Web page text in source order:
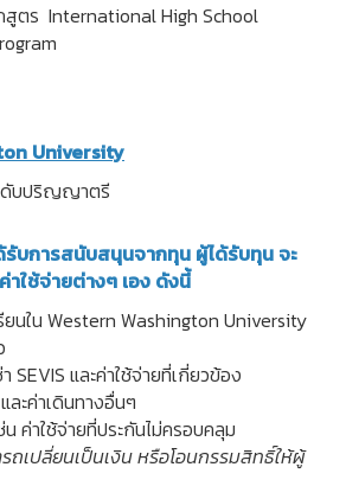
สูตร International High School
University
ะดับปริญญาตรี
รับการสนับสนุนจากทุน ผู้ได้รับทุน จะ
ใช้จ่ายต่างๆ เอง ดังนี้
นใน Western Washington University
SEVIS และค่าใช้จ่ายที่เกี่ยวข้อง
ละค่าเดินทางอื่นๆ
น ค่าใช้จ่ายที่ประกันไม่ครอบคลุม
ถเปลี่ยนเป็นเงิน หรือโอนกรรมสิทธิ์ให้ผู้